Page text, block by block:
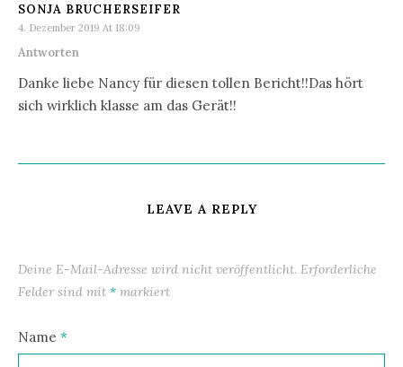
SONJA BRUCHERSEIFER
4. Dezember 2019 At 18:09
Antworten
Danke liebe Nancy für diesen tollen Bericht!!Das hört
sich wirklich klasse am das Gerät!!
LEAVE A REPLY
Deine E-Mail-Adresse wird nicht veröffentlicht. Erforderliche
Felder sind mit * markiert
Name *